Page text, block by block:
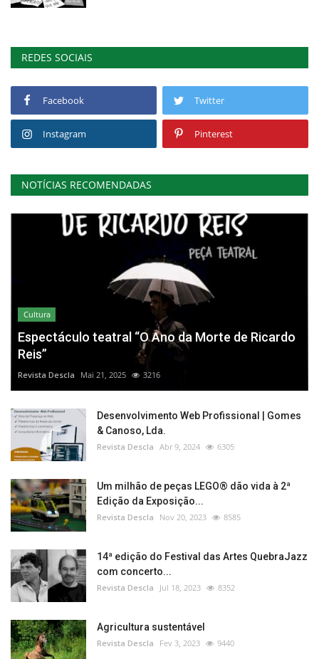
REDES SOCIAIS
Facebook Twitter
Instagram Pinterest
NOTÍCIAS RECOMENDADAS
Cultura
Espectáculo teatral “O Ano da Morte de Ricardo
Reis”
Revista Descla Mai 21, 2025 3216
Desenvolvimento Web Profissional | Gomes
& Canoso, Lda.
Revista Descla Abr 9, 2024 6305
Um milhão de peças LEGO® dão vida à 2ª
Edição da Exposição...
Revista Descla Nov 20, 2023 8585
14ª edição do Festival das Artes QuebraJazz
com concerto...
Revista Descla Jul 18, 2023 8352
Agricultura sustentável
Revista Descla Fev 3, 2023 9440